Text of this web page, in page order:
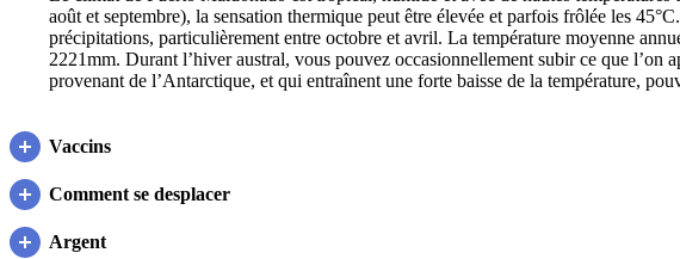
août et septembre), la sensation thermique peut être élevée et parfois frôlée les
précipitations, particulièrement entre octobre et avril. La température moyenne
2221mm. Durant l’hiver austral, vous pouvez occasionnellement subir ce que l’on
provenant de l’Antarctique, et qui entraînent une forte baisse de la température,
Vaccins
Comment se desplacer
Argent